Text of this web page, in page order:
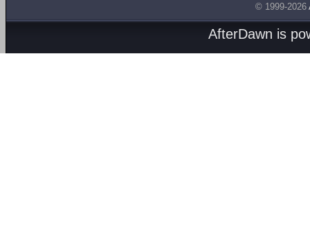
© 1999-2026
AfterDawn is